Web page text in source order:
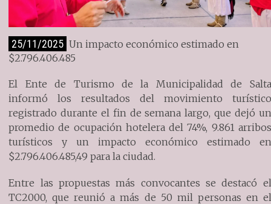
25/11/2025 Un impacto económico estimado en
$2.796.406.485
El Ente de Turismo de la Municipalidad de Salta
informó los resultados del movimiento turístico
registrado durante el fin de semana largo, que dejó un
promedio de ocupación hotelera del 74%, 9.861 arribos
turísticos y un impacto económico estimado en
$2.796.406.485,49 para la ciudad.
Entre las propuestas más convocantes se destacó el
TC2000, que reunió a más de 50 mil personas en el